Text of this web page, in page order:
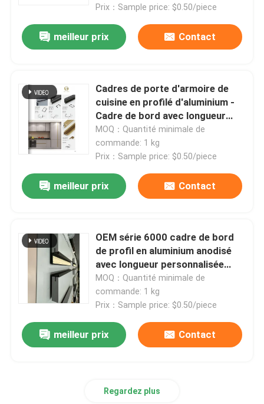
Poignées d'armoire en aluminium
Accessoires en verre
Prix：Sample price: $0.50/piece
meilleur prix Contact
Cadres de porte d'armoire de
cuisine en profilé d'aluminium -
Cadre de bord avec longueur
personnalisée
MOQ：Quantité minimale de
commande: 1 kg
Prix：Sample price: $0.50/piece
meilleur prix Contact
OEM série 6000 cadre de bord
de profil en aluminium anodisé
avec longueur personnalisée
pour armoires de cuisine
MOQ：Quantité minimale de
commande: 1 kg
Prix：Sample price: $0.50/piece
meilleur prix Contact
Regardez plus